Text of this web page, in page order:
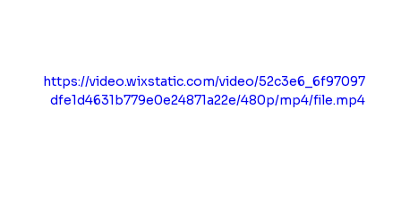
https://video.wixstatic.com/video/52c3e6_6f97097
dfe1d4631b779e0e24871a22e/480p/mp4/file.mp4